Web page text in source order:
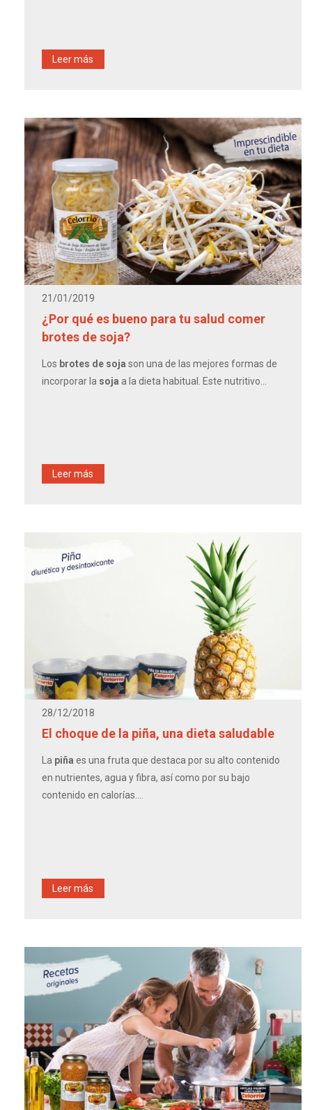
Leer más
21/01/2019
¿Por qué es bueno para tu salud comer
brotes de soja?
Los brotes de soja son una de las mejores formas de
incorporar la soja a la dieta habitual. Este nutritivo...
Leer más
28/12/2018
El choque de la piña, una dieta saludable
La piña es una fruta que destaca por su alto contenido
en nutrientes, agua y fibra, así como por su bajo
contenido en calorías....
Leer más